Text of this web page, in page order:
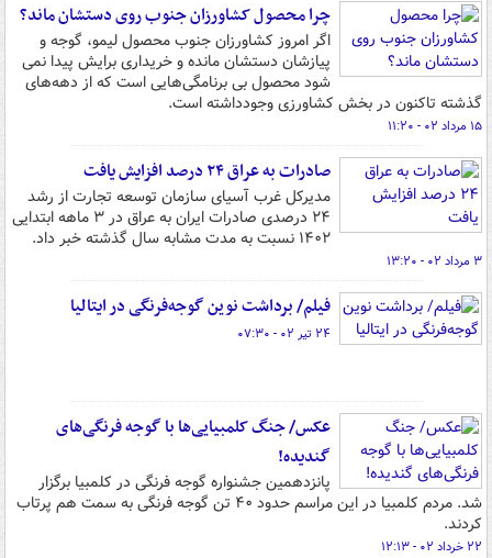
چرا محصول کشاورزان جنوب روی دستشان ماند؟
اگر امروز کشاورزان جنوب محصول لیمو، گوجه و
پیازشان دستشان مانده و خریداری برایش پیدا نمی
شود محصول بی برنامگی‌هایی است که از دهه‌های
گذشته تاکنون در بخش کشاورزی وجودداشته است.
۱۵ مرداد ۰۲ - ۱۱:۲۰
صادرات به عراق ۲۴ درصد افزایش یافت
مدیرکل غرب آسیای سازمان توسعه تجارت از رشد
۲۴ درصدی صادرات ایران به عراق در ۳ ماهه ابتدایی
۱۴۰۲ نسبت به مدت مشابه سال گذشته خبر داد.
۳ مرداد ۰۲ - ۱۳:۲۰
فیلم/ برداشت نوین گوجه‌فرنگی در ایتالیا
۲۴ تیر ۰۲ - ۰۷:۳۰
عکس/ جنگ کلمبیایی‌ها با گوجه فرنگی‌های
گندیده!
پانزدهمین جشنواره گوجه فرنگی در کلمبیا برگزار
شد. مردم کلمبیا در این مراسم حدود ۴۰ تن گوجه فرنگی به سمت هم پرتاب
کردند.
۲۲ خرداد ۰۲ - ۱۲:۱۳